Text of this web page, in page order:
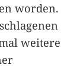
worden.
weitere